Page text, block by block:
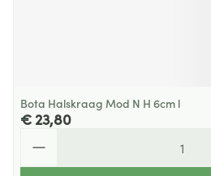
Bota Halskraag Mod N H 6cm l
€ 23,80